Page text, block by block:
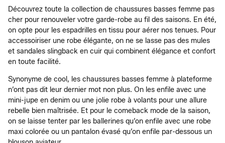
Découvrez toute la collection de chaussures basses femme pas
cher pour renouveler votre garde-robe au fil des saisons. En été,
on opte pour les espadrilles en tissu pour aérer nos tenues. Pour
accessoiriser une robe élégante, on ne se lasse pas des mules
et sandales slingback en cuir qui combinent élégance et confort
en toute facilité.
Synonyme de cool, les chaussures basses femme à plateforme
n’ont pas dit leur dernier mot non plus. On les enfile avec une
mini-jupe en denim ou une jolie robe à volants pour une allure
rebelle bien maîtrisée. Et pour le comeback mode de la saison,
on se laisse tenter par les ballerines qu’on enfile avec une robe
maxi colorée ou un pantalon évasé qu’on enfile par-dessous un